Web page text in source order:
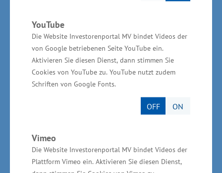
YouTube
Die Website Investorenportal MV bindet Videos der
von Google betriebenen Seite YouTube ein.
Aktivieren Sie diesen Dienst, dann stimmen Sie
Cookies von YouTube zu. YouTube nutzt zudem
Schriften von Google Fonts.
OFF ON
Vimeo
Die Website Investorenportal MV bindet Videos der
Plattform Vimeo ein. Aktivieren Sie diesen Dienst,
Besichtigungen bei erneuerbaren Energien-
Anlagen und -Herstellern im Rahmen einer
Entdeckertour durch MV, die von 177
interessierten Bürgern und
Kommunalvertretern genutzt wurde, um die
Vorreiter der Energiewende im Land
eigene Gemeinde zu holen.
Mit den diesjährigen Zahlen schließt die 2016